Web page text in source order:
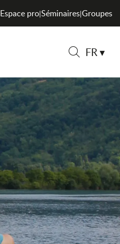
FR
Espace pro|Séminaires|Groupes